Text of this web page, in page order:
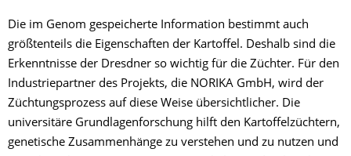
Die im Genom gespeicherte Information bestimmt auch
größtenteils die Eigenschaften der Kartoffel. Deshalb sind die
Erkenntnisse der Dresdner so wichtig für die Züchter. Für den
Industriepartner des Projekts, die NORIKA GmbH, wird der
Züchtungsprozess auf diese Weise übersichtlicher. Die
universitäre Grundlagenforschung hilft den Kartoffelzüchtern,
genetische Zusammenhänge zu verstehen und zu nutzen und